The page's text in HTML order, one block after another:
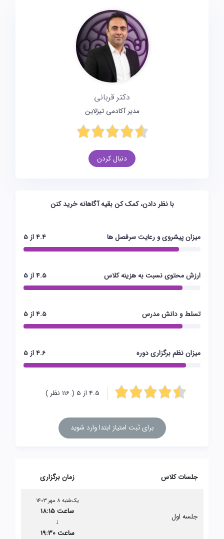
دکتر قربانی
مدیر آکادمی تیزلاین
دنبال کردن
با نظر دادن، کمک کن بقیه آگاهانه خرید کنن
میزان پیشروی و رعایت سرفصل ها 4.4 از 5
ارزش محتوی نسبت به هزینه کلاس 4.5 از 5
تسلط و دانش مدرس 4.5 از 5
میزان نظم برگزاری دوره 4.6 از 5
4.5 از 5 ( 116 نظر )
برای ثبت امتیاز ابتدا وارد شوید
جلسات کلاس زمان برگزاری
جلسه اول
یک‌شنبه 8 مهر 1403
ساعت 18:15
↓
ساعت 19:30